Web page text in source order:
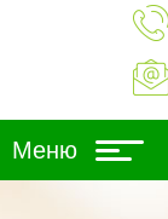
Меню